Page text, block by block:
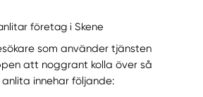
företag i Skene
som använder tjänsten
att noggrant kolla över så
innehar följande: